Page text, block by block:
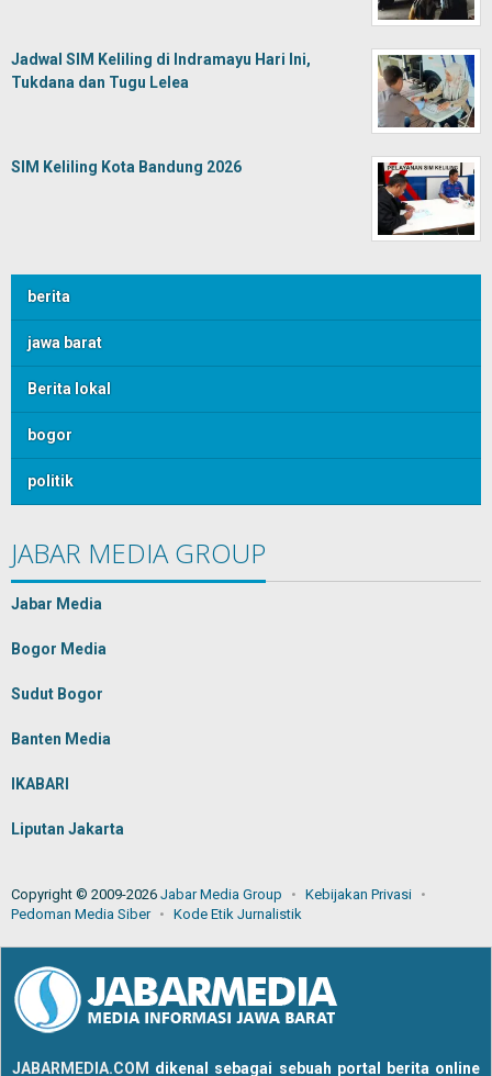
Jadwal SIM Keliling di Indramayu Hari Ini,
Tukdana dan Tugu Lelea
SIM Keliling Kota Bandung 2026
berita
jawa barat
Berita lokal
bogor
politik
JABAR MEDIA GROUP
Jabar Media
Bogor Media
Sudut Bogor
Banten Media
IKABARI
Liputan Jakarta
Copyright © 2009-2026 Jabar Media Group
Kebijakan Privasi
Pedoman Media Siber
Kode Etik Jurnalistik
JABARMEDIA.COM dikenal sebagai sebuah portal berita online